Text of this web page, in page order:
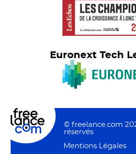
Euronext Tech
© freelance.com
réservés
Mentions Légales